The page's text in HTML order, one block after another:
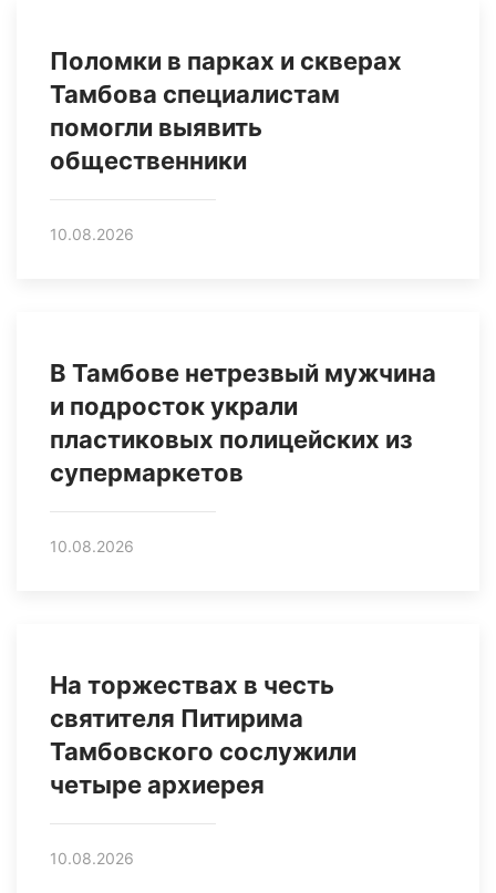
Поломки в парках и скверах
Тамбова специалистам
помогли выявить
общественники
10.08.2026
В Тамбове нетрезвый мужчина
и подросток украли
пластиковых полицейских из
супермаркетов
10.08.2026
На торжествах в честь
святителя Питирима
Тамбовского сослужили
четыре архиерея
10.08.2026